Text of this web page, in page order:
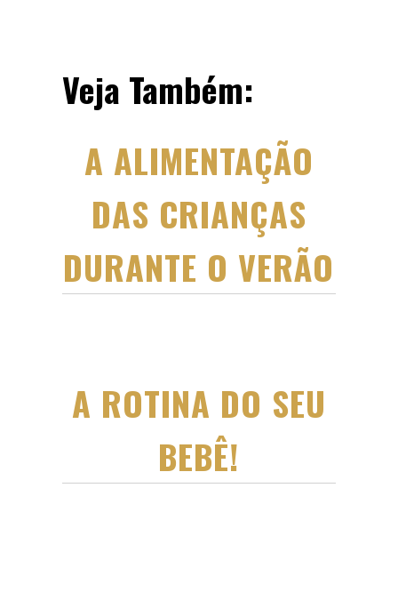
Veja Também:
A ALIMENTAÇÃO
DAS CRIANÇAS
DURANTE O VERÃO
A ROTINA DO SEU
BEBÊ!